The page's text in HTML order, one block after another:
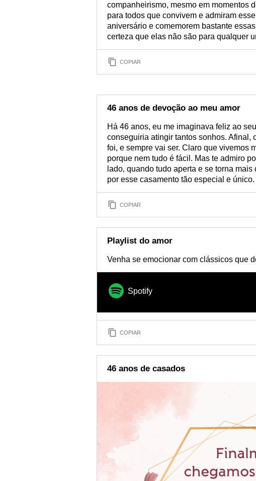
companheirismo, mesmo em momentos
para todos que convivem e admiram
aniversário e comemorem bastante
certeza que elas não são para qualquer
COPIAR
46 anos de devoção ao meu amor
Há 46 anos, eu me imaginava feliz ao
conseguiria atingir tantos sonhos. Afinal,
foi, e sempre vai ser. Claro que vivemos
porque nem tudo é fácil. Mas te admiro
lado, quando tudo aperta e se torna
por esse casamento tão especial e
COPIAR
Playlist do amor
Venha se emocionar com clássicos que
Spotify
COPIAR
46 anos de casados